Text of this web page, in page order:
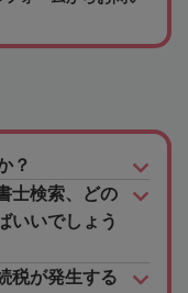
？
士検索、どの
いいでしょう
税が発生する